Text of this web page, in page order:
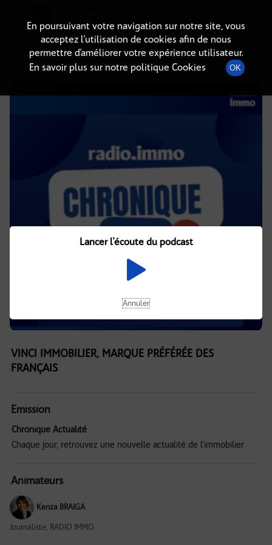
DÉTAILS DE L'ÉPISODE
9 décembre 2021à 5h02, durée : 1 minute
VINCI IMMOBILIER, MARQUE PRÉFÉRÉE DES
FRANÇAIS
Emission
Chronique Actualité
Chaque jour, retrouvez une nouvelle actualité de l'immobilier
Animateurs
Kenza BRAIGA
Journaliste, RADIO IMMO
En poursuivant votre navigation sur notre site, vous
acceptez l’utilisation de cookies afin de nous
permettre d’améliorer votre expérience utilisateur.
En savoir plus sur notre politique Cookies
OK
Lancer l'écoute du podcast
Annuler